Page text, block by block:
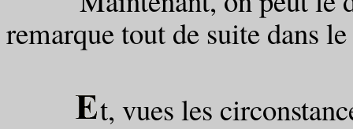
remarque tout de suite dans
t, vues les